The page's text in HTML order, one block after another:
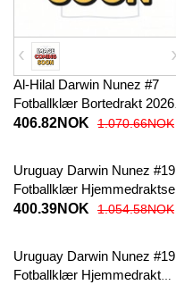
Al-Hilal Darwin Nunez #7
Fotballklær Bortedrakt 2026-
27 Kortermet
406.82NOK 1.070.66NOK
Uruguay Darwin Nunez #19
Fotballklær Hjemmedraktsett
Barn Copa America 2024
400.39NOK 1.054.58NOK
Uruguay Darwin Nunez #19
Fotballklær Hjemmedrakt